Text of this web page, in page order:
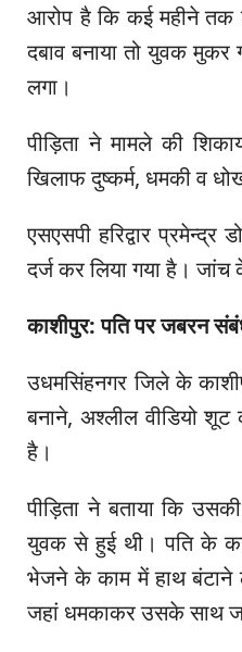
आरोप है कि कई महीने तक
दबाव बनाया तो युवक
लगा।
पीड़िता ने मामले की
खिलाफ दुष्कर्म, धमकी व
एसएसपी हरिद्वार
दर्ज कर लिया गया है। जांच
काशीपुर: पति पर जबरन
उधमसिंहनगर जिले के
बनाने, अश्लील वीडियो
है।
पीड़िता ने बताया कि
युवक से हुई थी। पति के
भेजने के काम में हाथ बंटाने
जहां धमकाकर उसके साथ